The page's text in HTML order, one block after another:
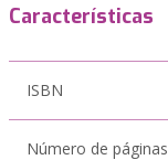
Características
ISBN
Número de páginas